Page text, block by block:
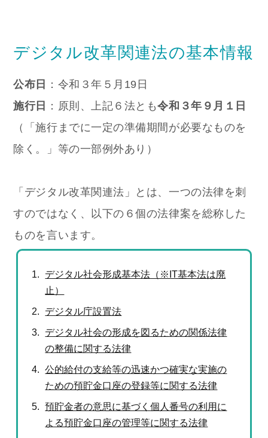
デジタル改革関連法の基本情報
公布日
：令和３年５月19日
施行日
：原則、上記６法とも令和３年９月１日
（「施行までに一定の準備期間が必要なものを
除く。」等の一部例外あり）
「デジタル改革関連法」とは、一つの法律を刺
すのではなく、以下の６個の法律案を総称した
ものを言います。
デジタル社会形成基本法（※IT基本法は廃
止）
デジタル庁設置法
デジタル社会の形成を図るための関係法律
の整備に関する法律
公的給付の支給等の迅速かつ確実な実施の
ための預貯金口座の登録等に関する法律
預貯金者の意思に基づく個人番号の利用に
よる預貯金口座の管理等に関する法律